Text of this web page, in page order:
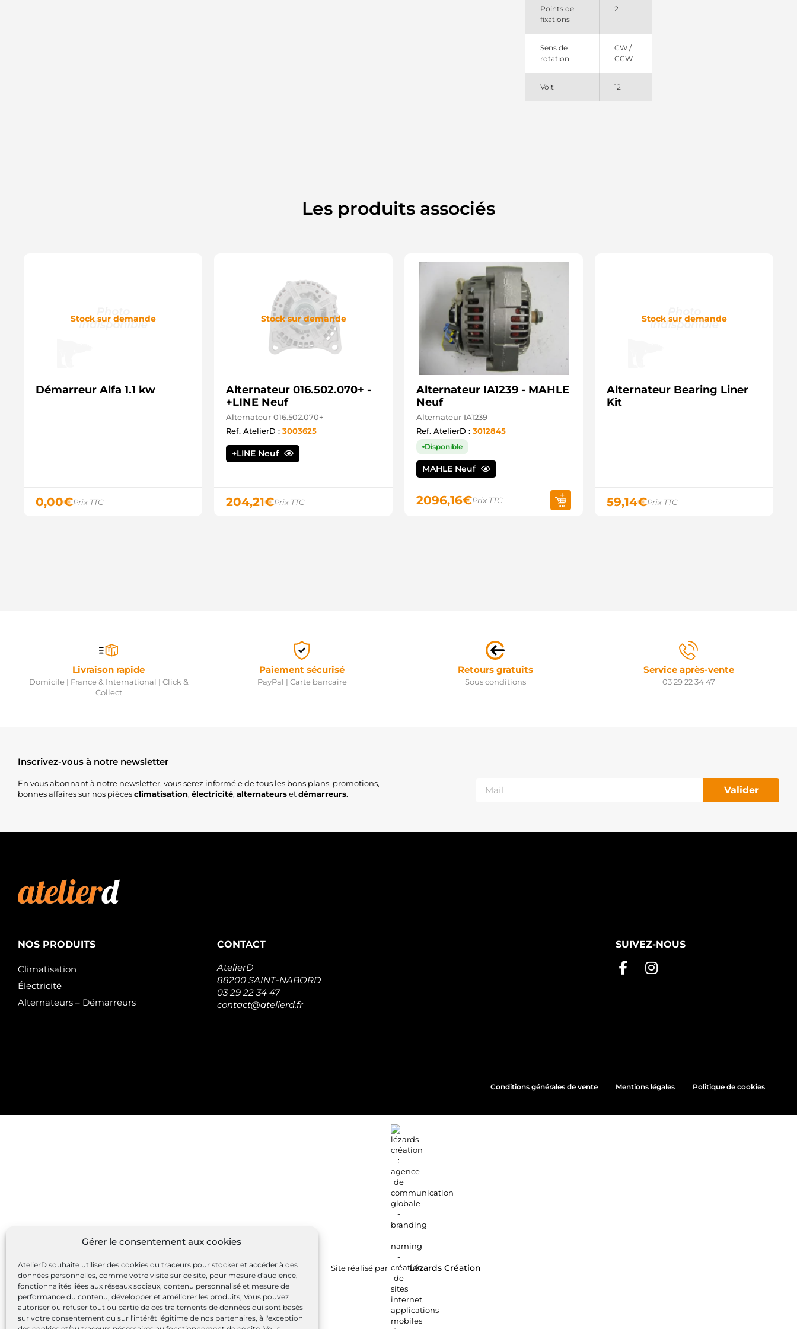
Gérer le consentement aux cookies
AtelierD souhaite utiliser des cookies ou traceurs pour stocker et accéder à des
données personnelles, comme votre visite sur ce site, pour mesure d'audience,
fonctionnalités liées aux réseaux sociaux, contenu personnalisé et mesure de
performance du contenu, développer et améliorer les produits, Vous pouvez
autoriser ou refuser tout ou partie de ces traitements de données qui sont basés
sur votre consentement ou sur l'intérêt légitime de nos partenaires, à l'exception
SR168N Bosch (USA)
SR168X Bosch (USA)
Points de
fixations
2
Sens de
rotation
CW /
CCW
Volt 12
Les produits associés
Stock sur demande
Démarreur Alfa 1.1 kw
0,00€Prix TTC
Stock sur demande
Alternateur 016.502.070+ -
+LINE Neuf
Alternateur 016.502.070+
Ref. AtelierD : 3003625
+LINE Neuf
204,21€Prix TTC
Alternateur IA1239 - MAHLE
Neuf
Alternateur IA1239
Ref. AtelierD : 3012845
Disponible
MAHLE Neuf
2096,16€Prix TTC
Stock sur demande
Alternateur Bearing Liner
Kit
59,14€Prix TTC
Livraison rapide
Domicile | France & International | Click &
Collect
Paiement sécurisé
PayPal | Carte bancaire
Retours gratuits
Sous conditions
Service après-vente
03 29 22 34 47
Inscrivez-vous à notre newsletter
En vous abonnant à notre newsletter, vous serez informé.e de tous les bons plans, promotions,
bonnes affaires sur nos piècesclimatisation, électricité, alternateursetdémarreurs. Valider
NOS PRODUITS
Climatisation
Électricité
Alternateurs – Démarreurs
CONTACT
AtelierD
88200 SAINT-NABORD
03 29 22 34 47
contact@atelierd.fr
SUIVEZ-NOUS
Conditions générales de vente Mentions légales Politique de cookies
Site réalisé par Lézards Création